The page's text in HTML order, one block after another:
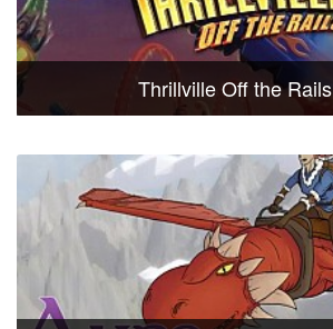
Thrillville Off the Rails